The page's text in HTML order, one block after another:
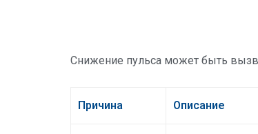
Снижение пульса может быть
Причина Описание